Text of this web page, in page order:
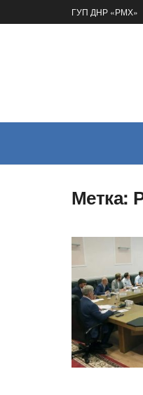
ГУП ДНР «РМХ»
Метка: